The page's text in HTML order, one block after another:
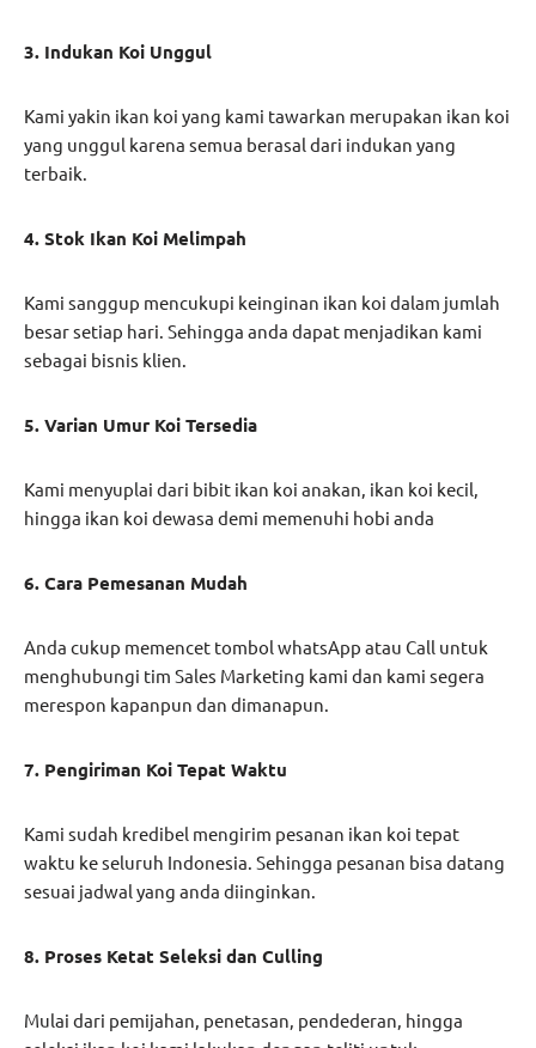
3. Indukan Koi Unggul
Kami yakin ikan koi yang kami tawarkan merupakan ikan koi
yang unggul karena semua berasal dari indukan yang
terbaik.
4. Stok Ikan Koi Melimpah
Kami sanggup mencukupi keinginan ikan koi dalam jumlah
besar setiap hari. Sehingga anda dapat menjadikan kami
sebagai bisnis klien.
5. Varian Umur Koi Tersedia
Kami menyuplai dari bibit ikan koi anakan, ikan koi kecil,
hingga ikan koi dewasa demi memenuhi hobi anda
6. Cara Pemesanan Mudah
Anda cukup memencet tombol whatsApp atau Call untuk
menghubungi tim Sales Marketing kami dan kami segera
merespon kapanpun dan dimanapun.
7. Pengiriman Koi Tepat Waktu
Kami sudah kredibel mengirim pesanan ikan koi tepat
waktu ke seluruh Indonesia. Sehingga pesanan bisa datang
sesuai jadwal yang anda diinginkan.
8. Proses Ketat Seleksi dan Culling
Mulai dari pemijahan, penetasan, pendederan, hingga